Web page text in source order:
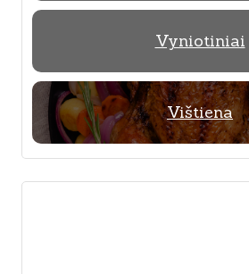
Vyniotiniai
Vištiena